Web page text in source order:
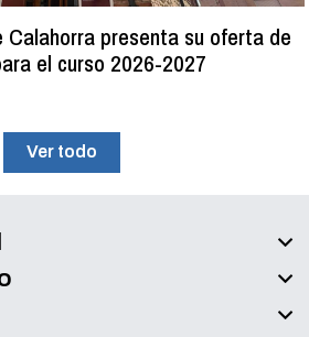
Calahorra presenta su oferta de
el curso 2026-2027
Ver todo